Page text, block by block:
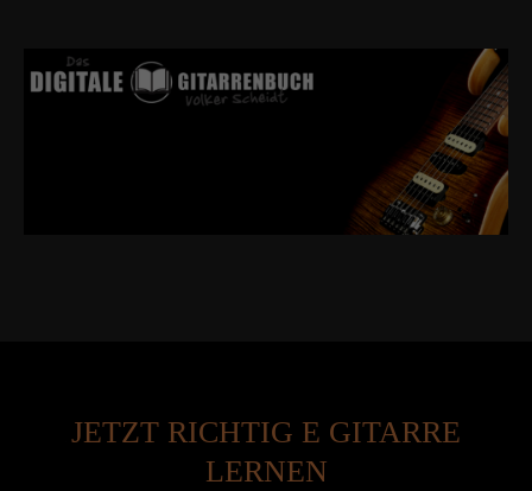
JETZT RICHTIG E GITARRE
LERNEN